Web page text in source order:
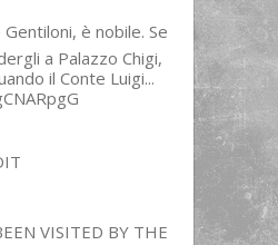
è nobile. Se
a Palazzo Chigi,
il Conte Luigi...
VISITED BY THE